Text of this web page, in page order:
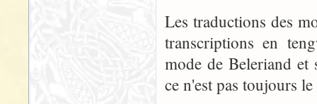
Les traductions des
transcriptions en
mode de Beleriand et
ce n'est pas toujours